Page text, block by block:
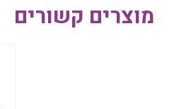
מוצרים קשורים